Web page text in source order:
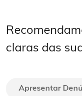
claras das
Apresentar